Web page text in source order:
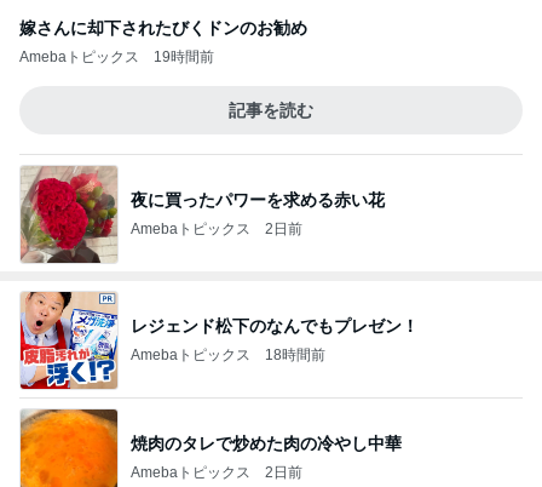
嫁さんに却下されたびくドンのお勧め
Amebaトピックス 19時間前
記事を読む
夜に買ったパワーを求める赤い花
Amebaトピックス 2日前
レジェンド松下のなんでもプレゼン！
Amebaトピックス 18時間前
焼肉のタレで炒めた肉の冷やし中華
Amebaトピックス 2日前